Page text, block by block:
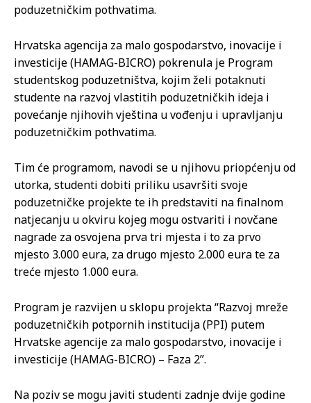
poduzetničkim pothvatima.
Hrvatska agencija za malo gospodarstvo, inovacije i
investicije (HAMAG-BICRO) pokrenula je Program
studentskog poduzetništva, kojim želi potaknuti
studente na razvoj vlastitih poduzetničkih ideja i
povećanje njihovih vještina u vođenju i upravljanju
poduzetničkim pothvatima.
Tim će programom, navodi se u njihovu priopćenju od
utorka, studenti dobiti priliku usavršiti svoje
poduzetničke projekte te ih predstaviti na finalnom
natjecanju u okviru kojeg mogu ostvariti i novčane
nagrade za osvojena prva tri mjesta i to za prvo
mjesto 3.000 eura, za drugo mjesto 2.000 eura te za
treće mjesto 1.000 eura.
Program je razvijen u sklopu projekta “Razvoj mreže
poduzetničkih potpornih institucija (PPI) putem
Hrvatske agencije za malo gospodarstvo, inovacije i
investicije (HAMAG-BICRO) – Faza 2”.
Na poziv se mogu javiti studenti zadnje dvije godine